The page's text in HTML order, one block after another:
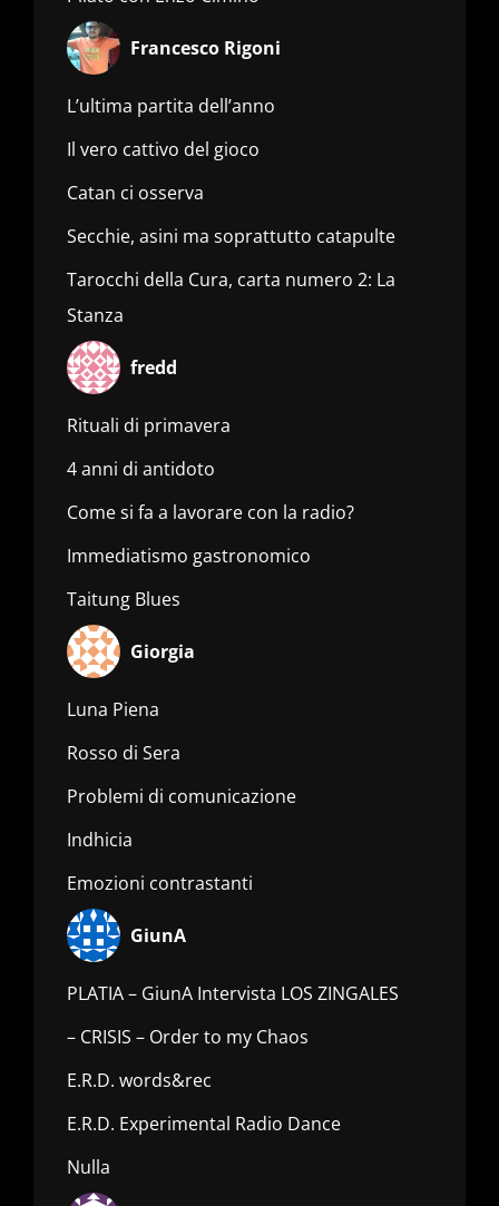
Francesco Rigoni
L’ultima partita dell’anno
Il vero cattivo del gioco
Catan ci osserva
Secchie, asini ma soprattutto catapulte
Tarocchi della Cura, carta numero 2: La
Stanza
fredd
Rituali di primavera
4 anni di antidoto
Come si fa a lavorare con la radio?
Immediatismo gastronomico
Taitung Blues
Giorgia
Luna Piena
Rosso di Sera
Problemi di comunicazione
Indhicia
Emozioni contrastanti
GiunA
PLATIA – GiunA Intervista LOS ZINGALES
– CRISIS – Order to my Chaos
E.R.D. words&rec
E.R.D. Experimental Radio Dance
Nulla